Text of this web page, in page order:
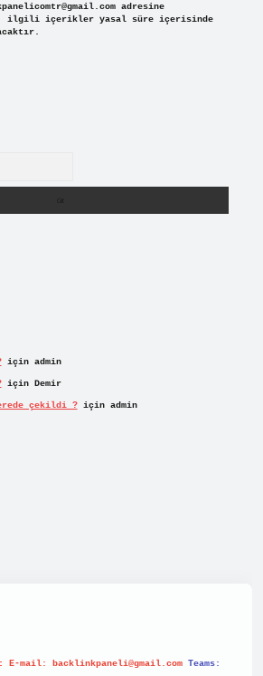
adresine
ilgili içerikler yasal süre içerisinde
için admin
için Demir
çekildi ?için admin
E-mail: backlinkpaneli@gmail.com Teams: